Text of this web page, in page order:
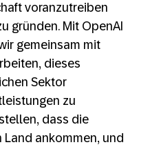
voranzutreiben
gründen. Mit OpenAI
gemeinsam mit
dieses
Sektor
zu
dass die
Land ankommen, und